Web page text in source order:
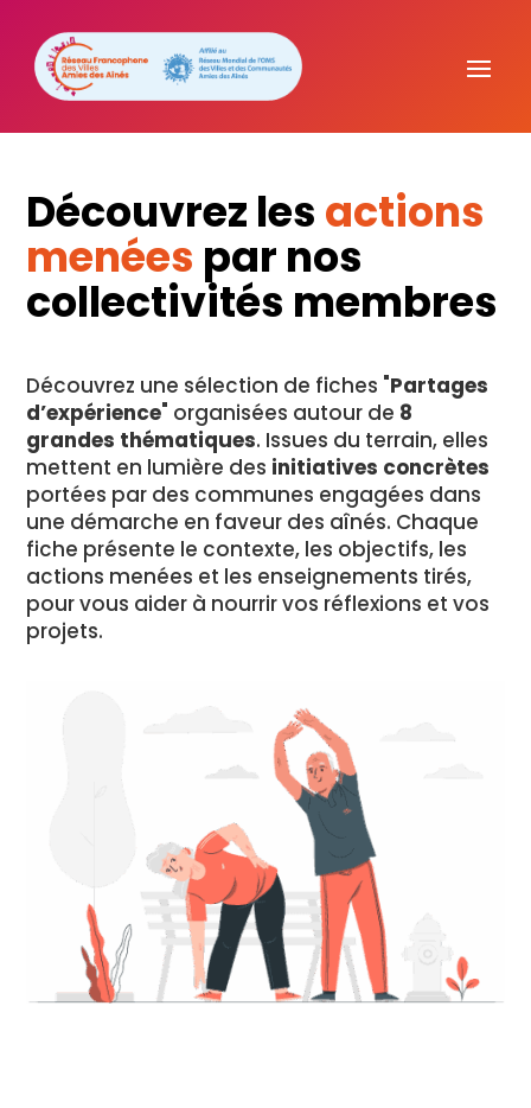
Découvrez les actions
menées par nos
collectivités membres
Découvrez une sélection de fiches "Partages
d’expérience" organisées autour de 8
grandes thématiques. Issues du terrain, elles
mettent en lumière des initiatives concrètes
portées par des communes engagées dans
une démarche en faveur des aînés. Chaque
fiche présente le contexte, les objectifs, les
actions menées et les enseignements tirés,
pour vous aider à nourrir vos réflexions et vos
projets.